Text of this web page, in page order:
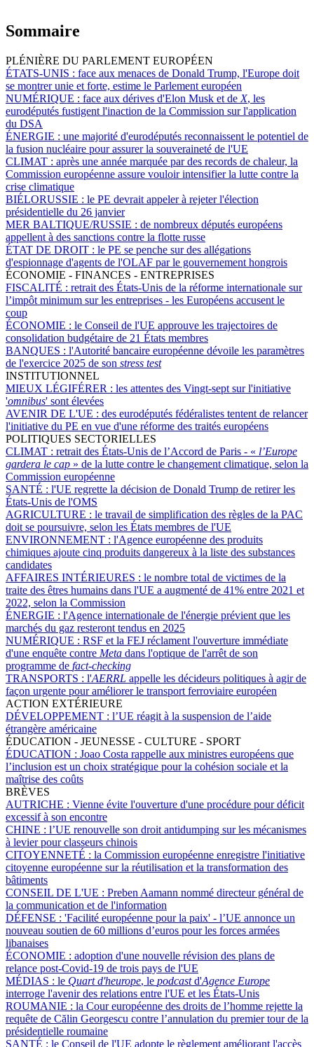
Sommaire
PLÉNIÈRE DU PARLEMENT EUROPÉEN
ÉTATS-UNIS : face aux menaces de Donald Trump, l'Europe doit
se montrer unie et forte, estime le Parlement européen
NUMÉRIQUE : face aux dérives d'Elon Musk et de X, les
eurodéputés fustigent l'inaction de la Commission sur l'application
du DSA
ÉNERGIE : une majorité d'eurodéputés reconnaissent le potentiel de
la fusion nucléaire pour assurer la souveraineté de l'UE
CLIMAT : après une année marquée par des records de chaleur, la
Commission européenne assure vouloir intensifier la lutte contre la
crise climatique
BIÉLORUSSIE : le PE devrait appeler à rejeter l'élection
présidentielle du 26 janvier
MER BALTIQUE/RUSSIE : de nombreux députés européens
appellent à des sanctions contre la flotte russe
ÉTAT DE DROIT : le PE se penche sur des allégations
d'espionnage d'agents de l'OLAF par le gouvernement hongrois
ÉCONOMIE - FINANCES - ENTREPRISES
FISCALITÉ : retrait des États-Unis de la réforme internationale sur
l’impôt minimum sur les entreprises - les Européens accusent le
coup
ÉCONOMIE : le Conseil de l'UE approuve les trajectoires de
consolidation budgétaire de 21 États membres
BANQUES : l'Autorité bancaire européenne dévoile les paramètres
de l'exercice 2025 de son stress test
INSTITUTIONNEL
MIEUX LÉGIFÉRER : les attentes des Vingt-sept sur l'initiative
'omnibus' sont élevées
AVENIR DE L'UE : des eurodéputés fédéralistes tentent de relancer
l'initiative du PE en vue d'une réforme des traités européens
POLITIQUES SECTORIELLES
CLIMAT : retrait des États-Unis de l’Accord de Paris - « l’Europe
gardera le cap » de la lutte contre le changement climatique, selon la
Commission européenne
SANTÉ : l'UE regrette la décision de Donald Trump de retirer les
États-Unis de l'OMS
AGRICULTURE : le travail de simplification des règles de la PAC
doit se poursuivre, selon les États membres de l'UE
ENVIRONNEMENT : l'Agence européenne des produits
chimiques ajoute cinq produits dangereux à la liste des substances
candidates
AFFAIRES INTÉRIEURES : le nombre total de victimes de la
traite des êtres humains dans l'UE a augmenté de 41% entre 2021 et
2022, selon la Commission
ÉNERGIE : l'Agence internationale de l'énergie prévient que les
marchés du gaz resteront tendus en 2025
NUMÉRIQUE : RSF et la FEJ réclament l'ouverture immédiate
d'une enquête contre Meta dans l'optique de l'arrêt de son
programme de fact-checking
TRANSPORTS : l'AERRL appelle les décideurs politiques à agir de
façon urgente pour améliorer le transport ferroviaire européen
ACTION EXTÉRIEURE
DÉVELOPPEMENT : l’UE réagit à la suspension de l’aide
étrangère américaine
ÉDUCATION - JEUNESSE - CULTURE - SPORT
ÉDUCATION : Joao Costa rappelle aux ministres européens que
l’inclusion est un choix stratégique pour la cohésion sociale et la
maîtrise des coûts
BRÈVES
AUTRICHE : Vienne évite l'ouverture d'une procédure pour déficit
excessif à son encontre
CHINE : l’UE renouvelle son droit antidumping sur les mécanismes
à levier pour classeurs chinois
CITOYENNETÉ : la Commission européenne enregistre l'initiative
citoyenne européenne sur la réutilisation et la transformation des
bâtiments
CONSEIL DE L'UE : Preben Aamann nommé directeur général de
la communication et de l'information
DÉFENSE : 'Facilité européenne pour la paix' - l’UE annonce un
nouveau soutien de 60 millions d’euros pour les forces armées
libanaises
ÉCONOMIE : adoption d'une nouvelle révision des plans de
relance post-Covid-19 de trois pays de l'UE
MÉDIAS : le Quart d'heurope, le podcastd'Agence Europe
interroge l'avenir des relations entre l'UE et les États-Unis
ROUMANIE : la Cour européenne des droits de l’homme rejette la
requête de Călin Georgescu contre l’annulation du premier tour de la
présidentielle roumaine
SANTÉ : le Conseil de l'UE adopte le règlement améliorant l'accès